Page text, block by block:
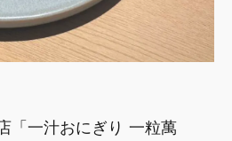
「一汁おにぎり 一粒萬